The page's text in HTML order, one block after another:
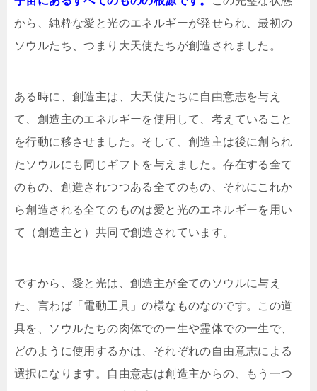
から、純粋な愛と光のエネルギーが発せられ、最初の
ソウルたち、つまり大天使たちが創造されました。
ある時に、創造主は、大天使たちに自由意志を与え
て、創造主のエネルギーを使用して、考えていること
を行動に移させました。そして、創造主は後に創られ
たソウルにも同じギフトを与えました。存在する全て
のもの、創造されつつある全てのもの、それにこれか
ら創造される全てのものは愛と光のエネルギーを用い
て（創造主と）共同で創造されています。
ですから、愛と光は、創造主が全てのソウルに与え
た、言わば「電動工具」の様なものなのです。この道
具を、ソウルたちの肉体での一生や霊体での一生で、
どのように使用するかは、それぞれの自由意志による
選択になります。自由意志は創造主からの、もう一つ